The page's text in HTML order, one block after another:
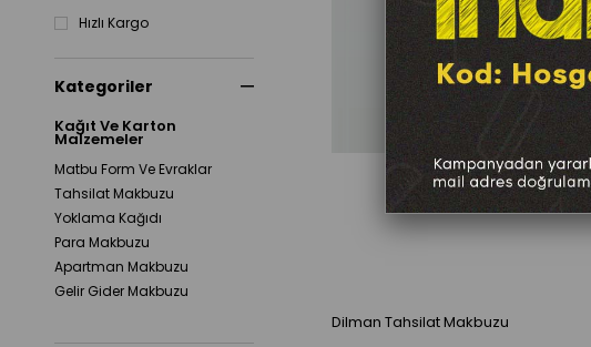
Hızlı Kargo
Kategoriler
Kağıt Ve Karton
Malzemeler
Matbu Form Ve Evraklar
Tahsilat Makbuzu
Yoklama Kağıdı
Para Makbuzu
Apartman Makbuzu
Gelir Gider Makbuzu
Dilman Tahsilat Makbuzu